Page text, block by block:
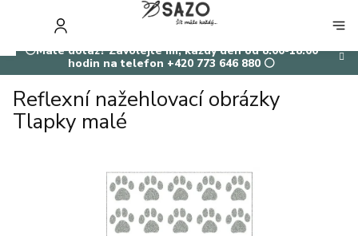
⚪Máte dotaz? Zavolejte mi, každý den od 8:00-18:00
hodin na telefon +420 773 646 880 ⚪
KOŠÍK
Reflexní nažehlovací obrázky
Tlapky malé